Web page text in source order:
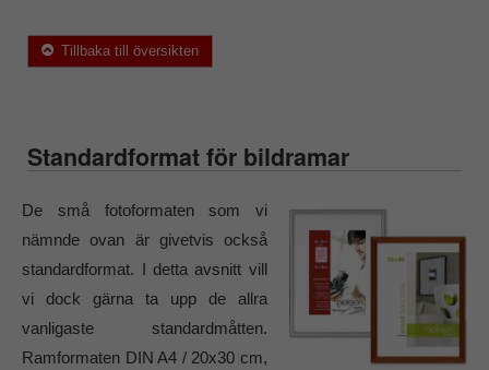
Tillbaka till översikten
Standardformat för bildramar
De små fotoformaten som vi
nämnde ovan är givetvis också
standardformat. I detta avsnitt vill
vi dock gärna ta upp de allra
vanligaste standardmåtten.
Ramformaten DIN A4 / 20x30 cm,